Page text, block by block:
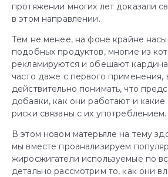
протяжении многих лет доказали
в этом направлении.
Тем не менее, на фоне крайне
подобных продуктов, многие из
рекламируются и обещают
часто даже с первого применения,
действительно понимать, что
добавки, как они работают и
риски связаны с их употреблением.
В этом новом матерьяле на тему
мы вместе проанализируем
жиросжигатели используемые по
детально рассмотрим то, как они